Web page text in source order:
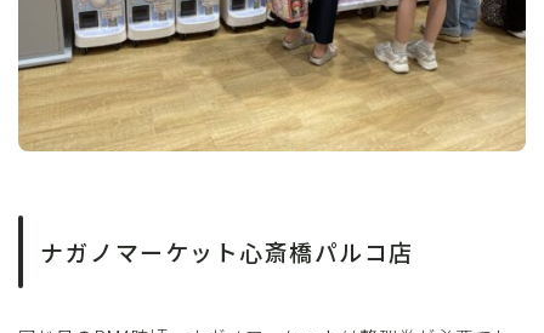
ナガノマーケット心斎橋パルコ店